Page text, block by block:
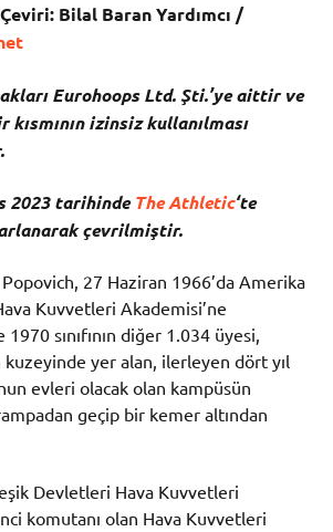
Bilal Baran Yardımcı /
Eurohoops Ltd. Şti.’ye aittir ve
kısmının izinsiz kullanılması
2023 tarihindeThe Athletic‘te
çevrilmiştir.
27 Haziran 1966’da Amerika
Kuvvetleri Akademisi’ne
sınıfının diğer 1.034 üyesi,
kuzeyinde yer alan, ilerleyen dört yıl
evleri olacak olan kampüsün
geçip bir kemer altından
Devletleri Hava Kuvvetleri
komutanı olan Hava Kuvvetleri